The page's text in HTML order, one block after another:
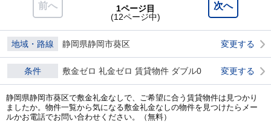
前へ 次へ
1ページ目
(12ページ中)
地域・路線 静岡県静岡市葵区 変更する
条件 敷金ゼロ 礼金ゼロ 賃貸物件 ダブル0 変更する
静岡県静岡市葵区で敷金礼金なしで、ご希望に合う賃貸物件は見つかり
ましたか。物件一覧から気になる敷金礼金なしの物件を見つけたらメー
ルかお電話でお問い合わせください。（無料）